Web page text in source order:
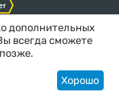
MakeShop.pro
дополнительных
всегда сможете
Хорошо